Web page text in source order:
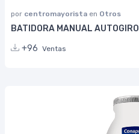
por centromayorista en Otros
BATIDORA MANUAL AUTOGIRO
+96 Ventas